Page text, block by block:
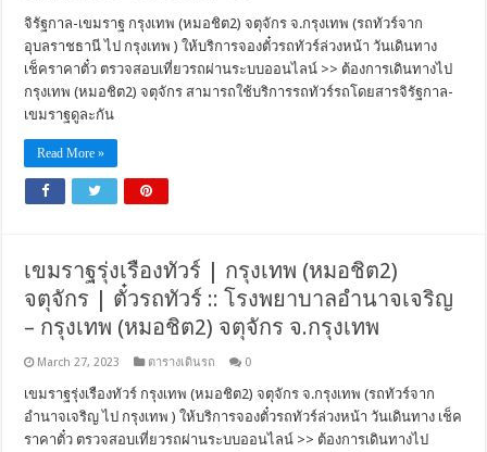
จิรัฐกาล-เขมราฐ กรุงเทพ (หมอชิต2) จตุจักร จ.กรุงเทพ (รถทัวร์จาก
อุบลราชธานี ไป กรุงเทพ ) ให้บริการจองตั๋วรถทัวร์ล่วงหน้า วันเดินทาง
เช็คราคาตั๋ว ตรวจสอบเที่ยวรถผ่านระบบออนไลน์ >> ต้องการเดินทางไป
กรุงเทพ (หมอชิต2) จตุจักร สามารถใช้บริการรถทัวร์รถโดยสารจิรัฐกาล-
เขมราฐดูละกัน
Read More »
เขมราฐรุ่งเรืองทัวร์ | กรุงเทพ (หมอชิต2)
จตุจักร | ตั๋วรถทัวร์ :: โรงพยาบาลอำนาจเจริญ
– กรุงเทพ (หมอชิต2) จตุจักร จ.กรุงเทพ
March 27, 2023 ตารางเดินรถ 0
เขมราฐรุ่งเรืองทัวร์ กรุงเทพ (หมอชิต2) จตุจักร จ.กรุงเทพ (รถทัวร์จาก
อำนาจเจริญ ไป กรุงเทพ ) ให้บริการจองตั๋วรถทัวร์ล่วงหน้า วันเดินทาง เช็ค
ราคาตั๋ว ตรวจสอบเที่ยวรถผ่านระบบออนไลน์ >> ต้องการเดินทางไป